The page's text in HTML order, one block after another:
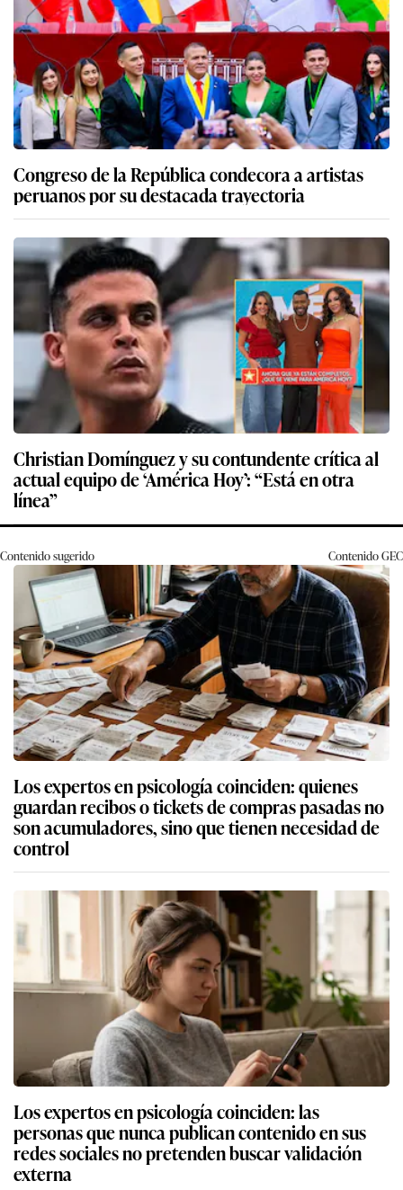
Congreso de la República condecora a artistas
peruanos por su destacada trayectoria
Christian Domínguez y su contundente crítica al
actual equipo de ‘América Hoy’: “Está en otra
línea”
Contenido sugerido ContenidoGEC
Los expertos en psicología coinciden: quienes
guardan recibos o tickets de compras pasadas no
son acumuladores, sino que tienen necesidad de
control
Los expertos en psicología coinciden: las
personas que nunca publican contenido en sus
redes sociales no pretenden buscar validación
externa